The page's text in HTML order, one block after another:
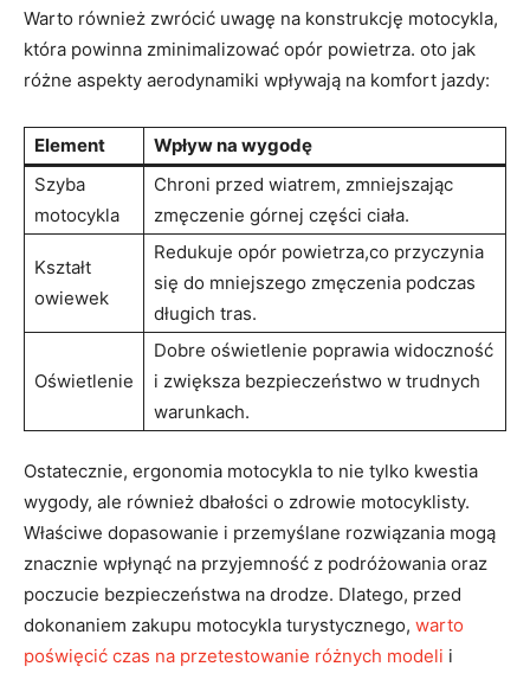
Warto również zwrócić uwagę na konstrukcję motocykla,
która powinna zminimalizować opór powietrza. oto jak
różne aspekty aerodynamiki wpływają na komfort jazdy:
Element
Wpływ na wygodę
Szyba
motocykla
Chroni przed wiatrem, zmniejszając
zmęczenie górnej części ciała.
Kształt
owiewek
Redukuje opór powietrza,co przyczynia
się do mniejszego zmęczenia podczas
długich tras.
Oświetlenie
Dobre oświetlenie poprawia widoczność
i zwiększa bezpieczeństwo w trudnych
warunkach.
Ostatecznie, ergonomia motocykla to nie tylko kwestia
wygody, ale również dbałości o zdrowie motocyklisty.
Właściwe dopasowanie i przemyślane rozwiązania mogą
znacznie wpłynąć na przyjemność z podróżowania oraz
poczucie bezpieczeństwa na drodze. Dlatego, przed
dokonaniem zakupu motocykla turystycznego, warto
poświęcić czas na przetestowanie różnych modeli i